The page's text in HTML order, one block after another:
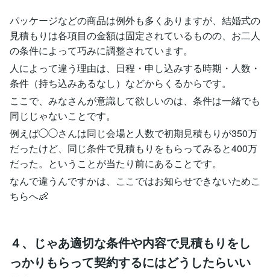
パッケージなどの商品は例外も多くありますが、結婚式の
見積もりは各項目の金額は固定されているものの、お二人
の条件によって巧みに調整されています。
人によって違う理由は、日程・申し込みする時期・人数・
条件（持ち込みあるなし）などからくるからです。
ここで、みなさんが意識して欲しいのは、条件は一緒でも
同じじゃないことです。
例えば◯◯さんは同じ会場と人数で初期見積もりが350万
だったけど、同じ条件で見積もりをもらってみると400万
だった。ということが当たり前にあることです。
なんで違うんですかは、ここではお知らせできないためこ
ちらへ👶
４、じゃあ適切な条件や内容で見積もりをし
っかりもらって契約するにはどうしたらいい